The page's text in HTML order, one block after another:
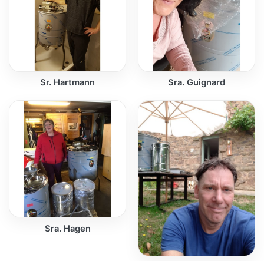
Sr. Hartmann Sra. Guignard
Sra. Hagen